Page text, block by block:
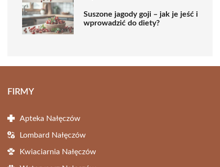
Suszone jagody goji – jak je jeść i
wprowadzić do diety?
FIRMY
Apteka Nałęczów
Lombard Nałęczów
Kwiaciarnia Nałęczów